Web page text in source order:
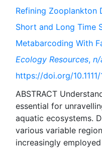
Refining Zooplankton
Short and Long Time
Metabarcoding With
Ecology Resources, n/
https://doi.org/
ABSTRACT
essential for
aquatic ecosystems.
various variable
increasingly